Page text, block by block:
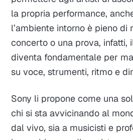
la propria performance,
l’ambiente intorno è pieno di
concerto o una prova, infatti,
diventa fondamentale per
su voce, strumenti, ritmo e
Sony li propone come una
chi si sta avvicinando al
dal vivo, sia a musicisti e